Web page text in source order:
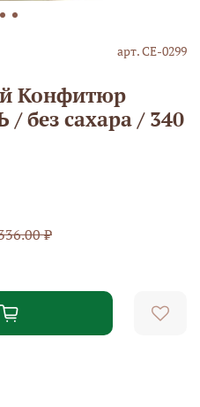
арт.СЕ-0299
Конфитюр
сахара / 340
₽